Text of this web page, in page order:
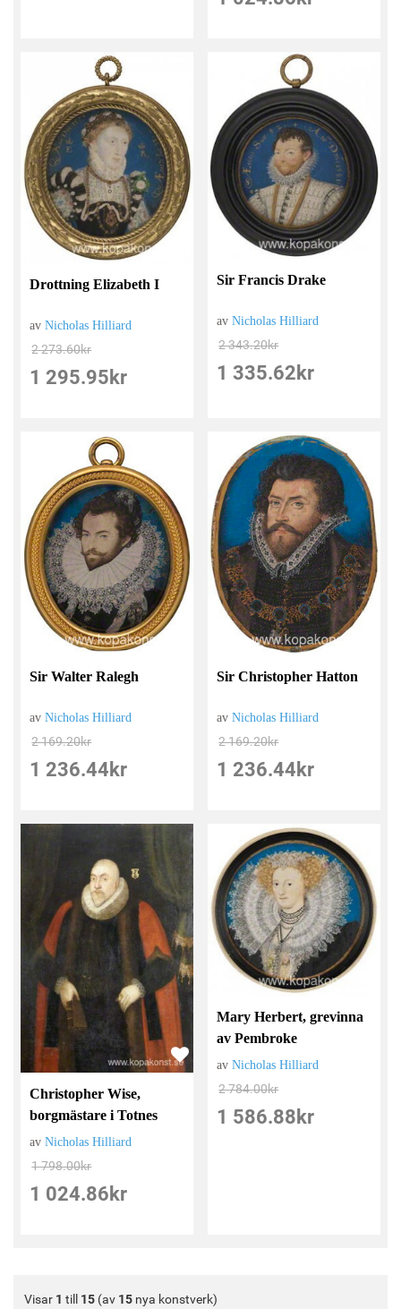
Drottning Elizabeth I
avNicholas Hilliard
2 273.60kr
1 295.95 kr
Sir Francis Drake
avNicholas Hilliard
2 343.20kr
1 335.62 kr
Sir Walter Ralegh
avNicholas Hilliard
2 169.20kr
1 236.44 kr
Sir Christopher Hatton
avNicholas Hilliard
2 169.20kr
1 236.44 kr
Christopher Wise,
borgmästare i Totnes
avNicholas Hilliard
1 798.00kr
1 024.86 kr
Mary Herbert, grevinna
av Pembroke
avNicholas Hilliard
2 784.00kr
1 586.88 kr
Visar 1 till 15 (av 15 nya konstverk)